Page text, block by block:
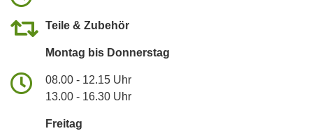
Teile & Zubehör
Montag bis Donnerstag
08.00 - 12.15 Uhr
13.00 - 16.30 Uhr
Freitag